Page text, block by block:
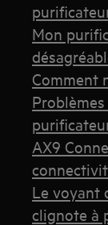
Mon
Comment
AX9
Le voyant
clignote à